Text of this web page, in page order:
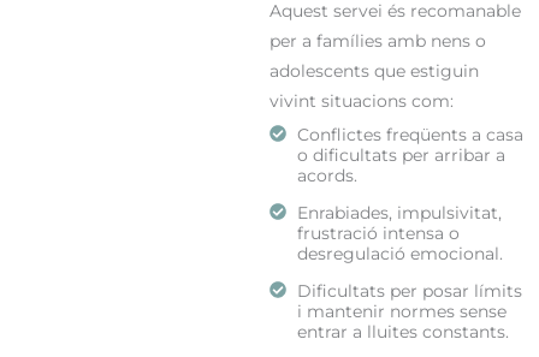
Aquest servei és recomanable
per a famílies amb nens o
adolescents que estiguin
vivint situacions com:
Conflictes freqüents a casa
o dificultats per arribar a
acords.
Enrabiades, impulsivitat,
frustració intensa o
desregulació emocional.
Dificultats per posar límits
i mantenir normes sense
entrar a lluites constants.